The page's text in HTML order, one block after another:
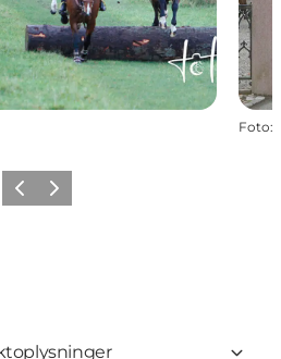
Foto:
ForrigeNæste